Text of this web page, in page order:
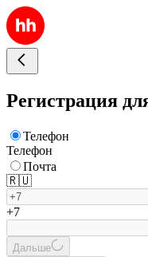
Регистрация
Телефон
Телефон
Почта
🇷🇺
+7
Дальше